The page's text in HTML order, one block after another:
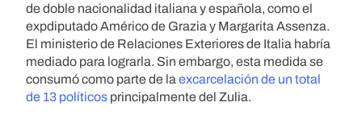
de doble nacionalidad italiana y española, como el
expdiputado Américo de Grazia y Margarita Assenza.
El ministerio de Relaciones Exteriores de Italia habría
mediado para lograrla. Sin embargo, esta medida se
consumó como parte de la excarcelación de un total
de 13 políticos principalmente del Zulia.